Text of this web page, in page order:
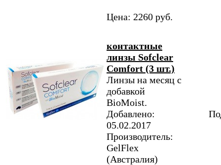
Цена: 2260 руб.
контактные
линзы Sofclear
Comfort (3 шт.)
Линзы на месяц с
добавкой
BioMoist.
Добавлено:
05.02.2017
Производитель:
GelFlex
(Австралия)